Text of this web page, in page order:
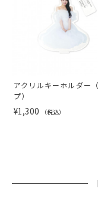
アクリルキーホルダー
プ）
¥1,300 （税込）